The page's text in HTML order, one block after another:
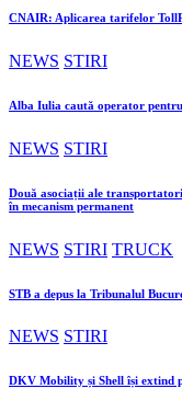
CNAIR: Aplicarea tarifelor
NEWS STIRI
Alba Iulia caută operator
NEWS STIRI
Două asociații ale
în mecanism permanent
NEWS STIRI TRUCK
STB a depus la Tribunalul
NEWS STIRI
DKV Mobility și Shell își extind